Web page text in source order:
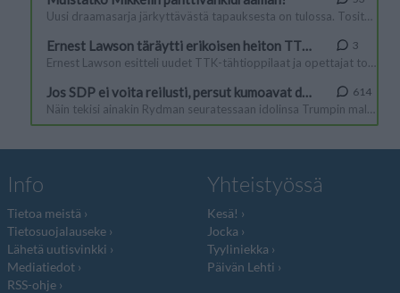
Info
Tietoa meistä
Tietosuojalauseke
Lähetä uutisvinkki
Mediatiedot
RSS-ohje
Yhteistyössä
Kesä!
Jocka
Tyyliniekka
Päivän Lehti